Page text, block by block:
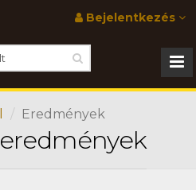
Bejelentkezés
Eredmények
eredmények